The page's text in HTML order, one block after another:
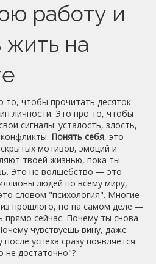
работу и
жить на
чтобы прочитать десяток
личности. Это про то, чтобы
сигналы: усталость, злость,
Понять себя, это
мотивов, эмоций и
твоей жизнью, пока ты
. Это не волшебство — это
людей по всему миру,
словом "психология". Многие
прошлого, но на самом деле —
прямо сейчас. Почему ты снова
чувствуешь вину, даже
успеха сразу появляется
не достаточно"?